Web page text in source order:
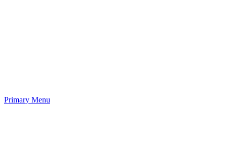
Primary Menu